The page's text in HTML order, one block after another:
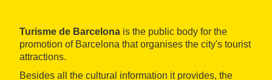
Turisme de Barcelona is the public body for the
promotion of Barcelona that organises the city's tourist
attractions.
Besides all the cultural information it provides, the